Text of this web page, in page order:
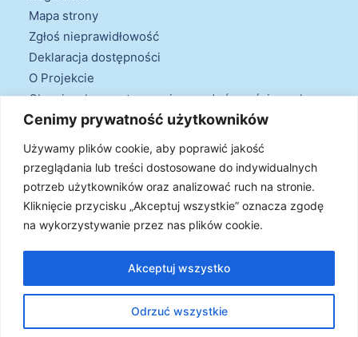
Cenimy prywatność użytkowników
Używamy plików cookie, aby poprawić jakość
przeglądania lub treści dostosowane do indywidualnych
potrzeb użytkowników oraz analizować ruch na stronie.
Kliknięcie przycisku „Akceptuj wszystkie” oznacza zgodę
na wykorzystywanie przez nas plików cookie.
Odrzuć wszystkie
Akceptuj wszystko
Mapa strony
Zgłoś nieprawidłowość
Deklaracja dostępności
O Projekcie
Obowiązek przestrzegania zasad równościowych
oraz warunków podstawowych
Klauzule informacyjne
zastrzeżone